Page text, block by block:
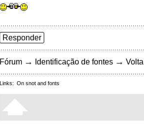
Responder
Fórum → Identificação de fontes →
Links: On snot and fonts